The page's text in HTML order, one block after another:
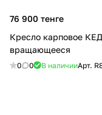
76 900 тенге
Кресло карповое
вращающееся
0 0 В наличииАрт.